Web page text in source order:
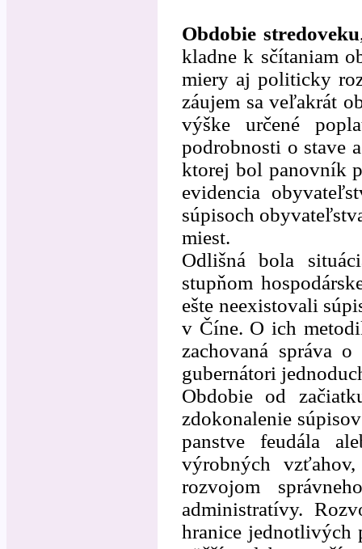
Obdobie stredoveku
kladne k sčítaniam
miery aj politicky
záujem sa veľakrát
výške určené
podrobnosti o stave
ktorej bol panovník
evidencia
súpisoch
miest.
Odlišná bola
stupňom
ešte neexistovali
v Číne. O ich
zachovaná správa
gubernátori
Obdobie od
zdokonalenie
panstve feudála
výrobných
rozvojom
administratívy.
hranice jednotlivých